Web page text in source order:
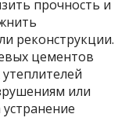
прочность и
реконструкции.
цементов
или